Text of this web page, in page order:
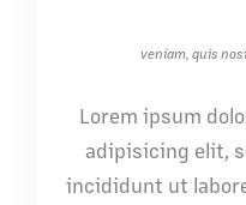
veniam, quis
Lorem ipsum
adipisicing elit,
incididunt ut